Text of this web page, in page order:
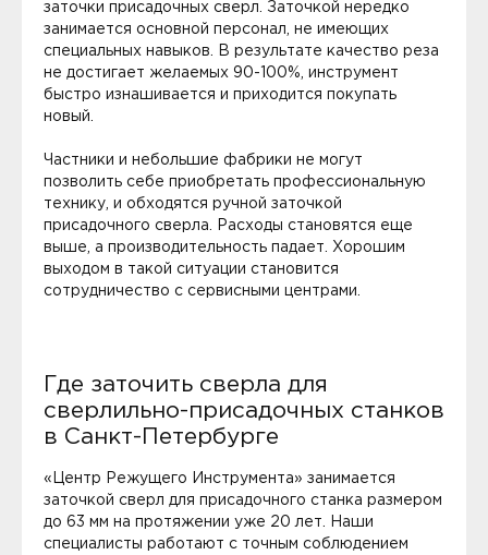
заточки присадочных сверл. Заточкой нередко
занимается основной персонал, не имеющих
специальных навыков. В результате качество реза
не достигает желаемых 90-100%, инструмент
быстро изнашивается и приходится покупать
новый.
Частники и небольшие фабрики не могут
позволить себе приобретать профессиональную
технику, и обходятся ручной заточкой
присадочного сверла. Расходы становятся еще
выше, а производительность падает. Хорошим
выходом в такой ситуации становится
сотрудничество с сервисными центрами.
Где заточить сверла для
сверлильно-присадочных станков
в Санкт-Петербурге
«Центр Режущего Инструмента» занимается
заточкой сверл для присадочного станка размером
до 63 мм на протяжении уже 20 лет. Наши
специалисты работают с точным соблюдением